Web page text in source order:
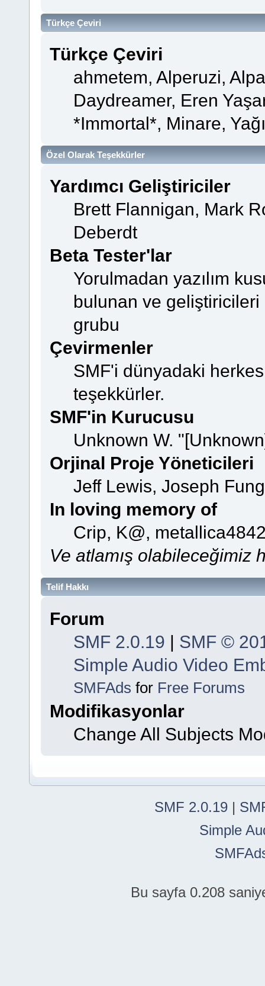
Türkçe Çeviri
Türkçe Çeviri
ahmetem, Alperuzi,
Daydreamer, Eren
*Immortal*, Minare,
Özel Olarak Teşekkürler
Yardımcı Geliştiriciler
Brett Flannigan, Mark
Deberdt
Beta Tester'lar
Yorulmadan yazılım
bulunan ve
grubu
Çevirmenler
SMF'i dünyadaki herkes
teşekkürler.
SMF'in Kurucusu
Unknown W.
Orjinal Proje Yöneticileri
Jeff Lewis, Joseph
In loving memory of
Crip, K@,
Ve atlamış olabileceğimiz
Telif Hakkı
Forum
SMF 2.0.19 | SMF ©
Simple Audio Video
SMFAds for Free Forums
Modifikasyonlar
Change All Subjects
SMF 2.0.19 |
Simple
Bu sayfa 0.208